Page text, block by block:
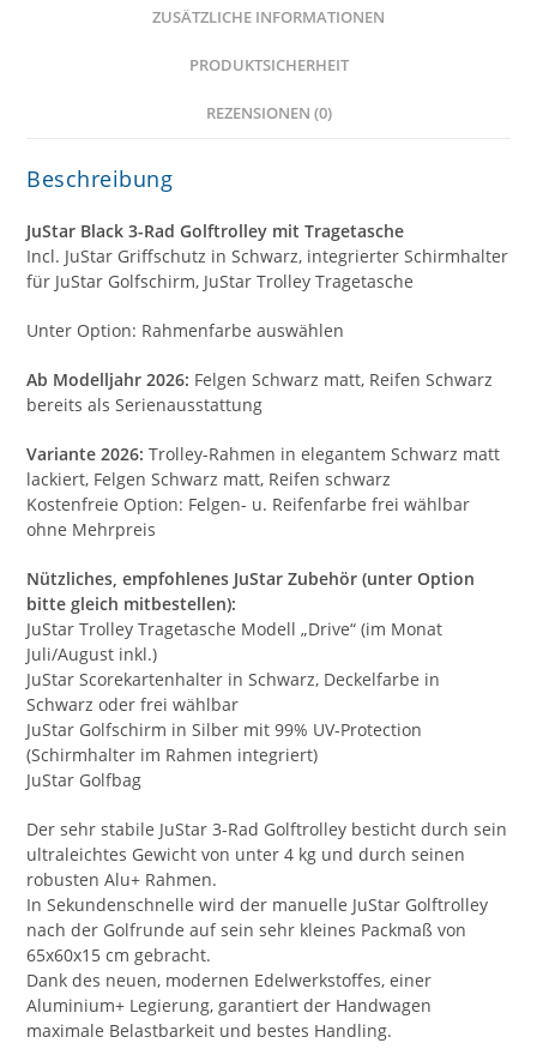
ZUSÄTZLICHE INFORMATIONEN
PRODUKTSICHERHEIT
REZENSIONEN (0)
Beschreibung
JuStar Black 3-Rad Golftrolley mit Tragetasche
Incl. JuStar Griffschutz in Schwarz, integrierter Schirmhalter
für JuStar Golfschirm, JuStar Trolley Tragetasche
Unter Option: Rahmenfarbe auswählen
Ab Modelljahr 2026: Felgen Schwarz matt, Reifen Schwarz
bereits als Serienausstattung
Variante 2026: Trolley-Rahmen in elegantem Schwarz matt
lackiert, Felgen Schwarz matt, Reifen schwarz
Kostenfreie Option: Felgen- u. Reifenfarbe frei wählbar
ohne Mehrpreis
Nützliches, empfohlenes JuStar Zubehör (unter Option
bitte gleich mitbestellen):
JuStar Trolley Tragetasche Modell „Drive“ (im Monat
Juli/August inkl.)
JuStar Scorekartenhalter in Schwarz, Deckelfarbe in
Schwarz oder frei wählbar
JuStar Golfschirm in Silber mit 99% UV-Protection
(Schirmhalter im Rahmen integriert)
JuStar Golfbag
Der sehr stabile JuStar 3-Rad Golftrolley besticht durch sein
ultraleichtes Gewicht von unter 4 kg und durch seinen
robusten Alu+ Rahmen.
In Sekundenschnelle wird der manuelle JuStar Golftrolley
nach der Golfrunde auf sein sehr kleines Packmaß von
65x60x15 cm gebracht.
Dank des neuen, modernen Edelwerkstoffes, einer
Aluminium+ Legierung, garantiert der Handwagen
maximale Belastbarkeit und bestes Handling.